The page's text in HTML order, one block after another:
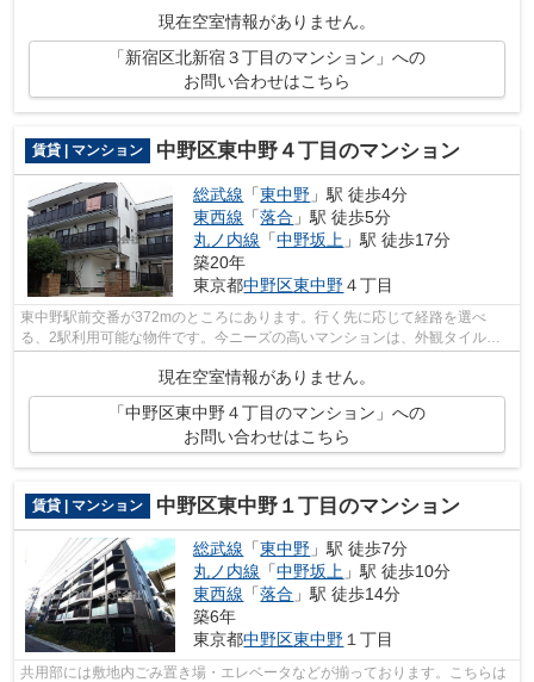
現在空室情報がありません。
「新宿区北新宿３丁目のマンション」への
お問い合わせはこちら
賃貸 | マンション 中野区東中野４丁目のマンション
総武線 「東中野 」駅 徒歩4分
東西線 「落合 」駅 徒歩5分
丸ノ内線 「中野坂上 」駅 徒歩17分
築20年
東京都中野区東中野４丁目
東中野駅前交番が372mのところにあります。行く先に応じて経路を選べ
る、2駅利用可能な物件です。今ニーズの高いマンションは、外観タイル張
現在空室情報がありません。
「中野区東中野４丁目のマンション」への
お問い合わせはこちら
賃貸 | マンション 中野区東中野１丁目のマンション
総武線 「東中野 」駅 徒歩7分
丸ノ内線 「中野坂上 」駅 徒歩10分
東西線 「落合 」駅 徒歩14分
築6年
東京都中野区東中野１丁目
共用部には敷地内ごみ置き場・エレベータなどが揃っております。こちらは